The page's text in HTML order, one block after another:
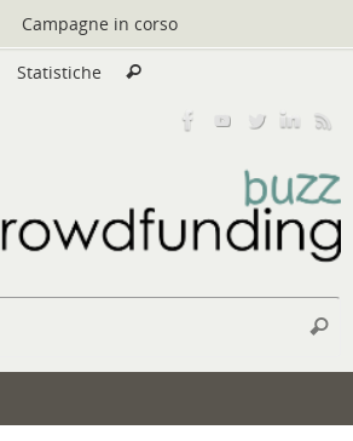
Campagne in corso
Statistiche Cerca
Cerca